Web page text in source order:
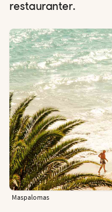
restauranter.
Maspalomas